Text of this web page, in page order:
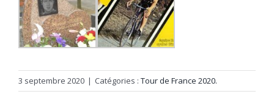
3 septembre 2020 | Catégories : Tour de France 2020.